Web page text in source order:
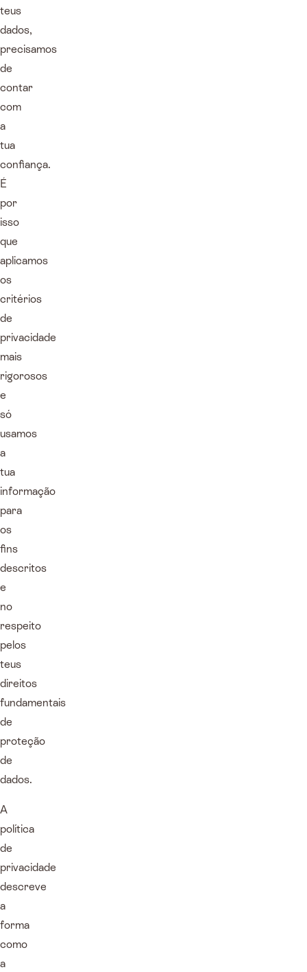
teus
dados,
precisamos
de
contar
com
a
tua
confiança.
É
por
isso
que
aplicamos
os
critérios
de
privacidade
mais
rigorosos
e
só
usamos
a
tua
informação
para
os
fins
descritos
e
no
respeito
pelos
teus
direitos
fundamentais
de
proteção
de
dados.
A
política
de
privacidade
descreve
a
forma
como
a